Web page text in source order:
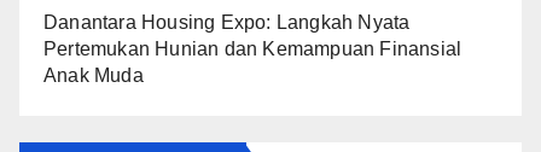
Danantara Housing Expo: Langkah Nyata
Pertemukan Hunian dan Kemampuan Finansial
Anak Muda